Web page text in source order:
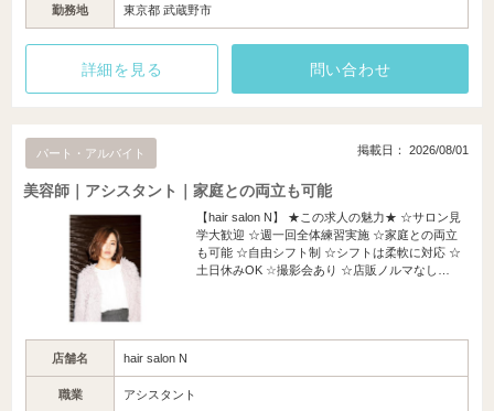
勤務地 東京都 武蔵野市
詳細を見る 問い合わせ
パート・アルバイト 掲載日： 2026/08/01
美容師｜アシスタント｜家庭との両立も可能
【hair salon N】 ★この求人の魅力★ ☆サロン見
学大歓迎 ☆週一回全体練習実施 ☆家庭との両立
も可能 ☆自由シフト制 ☆シフトは柔軟に対応 ☆
土日休みOK ☆撮影会あり ☆店販ノルマなし…
店舗名 hair salon N
職業 アシスタント